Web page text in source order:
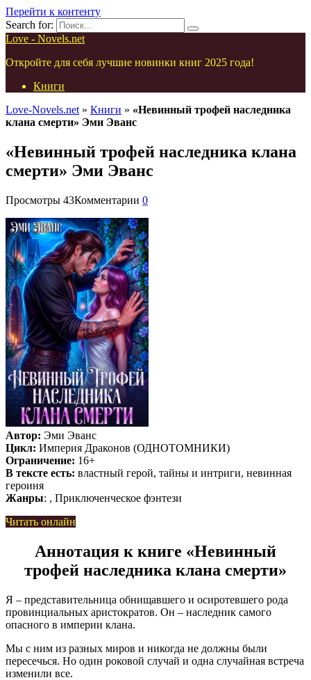
Перейти к контенту
Search for:
Love - Novels.net
Откройте для себя лучшие новинки книг 2025 года!
Книги
Love-Novels.net » Книги » «Невинный трофей наследника
клана смерти» Эми Эванс
«Невинный трофей наследника клана
смерти» Эми Эванс
Просмотры 43Комментарии 0
Автор: Эми Эванс
Цикл: Империя Драконов (ОДНОТОМНИКИ)
Ограничение: 16+
В тексте есть: властный герой, тайны и интриги, невинная
героиня
Жанры: , Приключенческое фэнтези
Читать онлайн
Аннотация к книге «Невинный
трофей наследника клана смерти»
Я – представительница обнищавшего и осиротевшего рода
провинциальных аристократов. Он – наследник самого
опасного в империи клана.
Мы с ним из разных миров и никогда не должны были
пересечься. Но один роковой случай и одна случайная встреча
изменили все.